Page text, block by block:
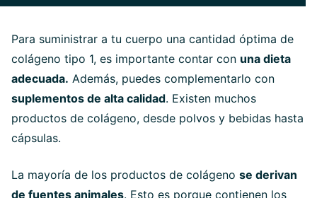
Para suministrar a tu cuerpo una cantidad óptima de
colágeno tipo 1, es importante contar con una dieta
adecuada. Además, puedes complementarlo con
suplementos de alta calidad. Existen muchos
productos de colágeno, desde polvos y bebidas hasta
cápsulas.
La mayoría de los productos de colágeno se derivan
de fuentes animales. Esto es porque contienen los